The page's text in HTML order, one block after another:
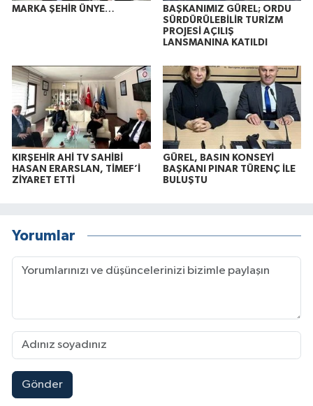
MARKA ŞEHİR ÜNYE…
BAŞKANIMIZ GÜREL; ORDU
SÜRDÜRÜLEBİLİR TURİZM
PROJESİ AÇILIŞ
LANSMANINA KATILDI
KIRŞEHİR AHİ TV SAHİBİ
HASAN ERARSLAN, TİMEF’İ
ZİYARET ETTİ
GÜREL, BASIN KONSEYİ
BAŞKANI PINAR TÜRENÇ İLE
BULUŞTU
Yorumlar
Gönder